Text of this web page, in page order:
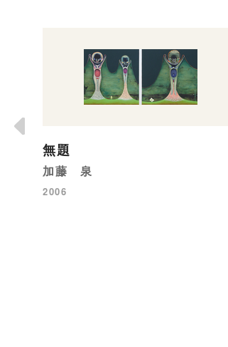
無題
加藤 泉
2006